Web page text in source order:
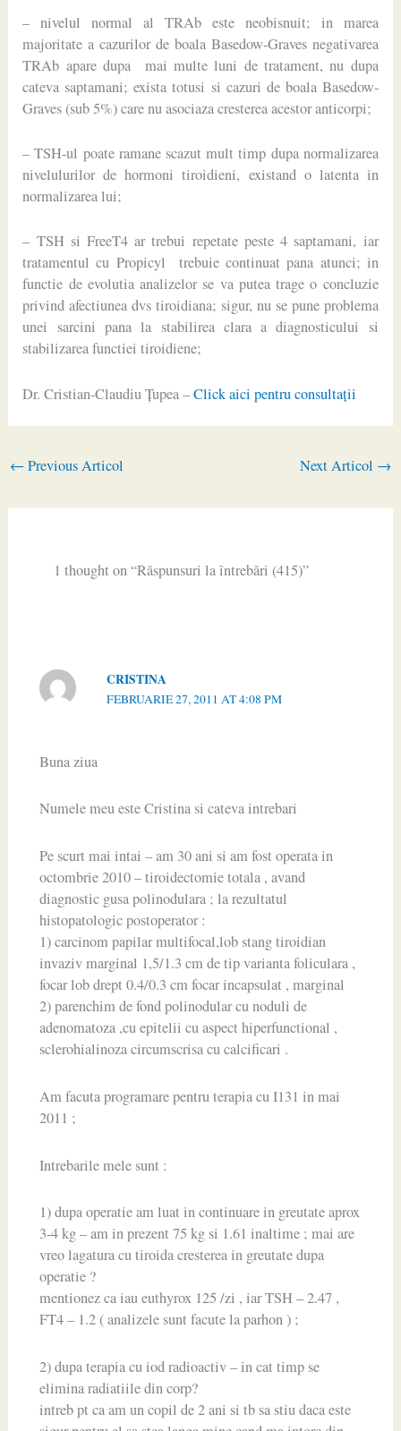
– nivelul normal al TRAb este neobisnuit; in marea
majoritate a cazurilor de boala Basedow-Graves negativarea
TRAb apare dupa mai multe luni de tratament, nu dupa
cateva saptamani; exista totusi si cazuri de boala Basedow-
Graves (sub 5%) care nu asociaza cresterea acestor anticorpi;
– TSH-ul poate ramane scazut mult timp dupa normalizarea
nivelulurilor de hormoni tiroidieni, existand o latenta in
normalizarea lui;
– TSH si FreeT4 ar trebui repetate peste 4 saptamani, iar
tratamentul cu Propicyl trebuie continuat pana atunci; in
functie de evolutia analizelor se va putea trage o concluzie
privind afectiunea dvs tiroidiana; sigur, nu se pune problema
unei sarcini pana la stabilirea clara a diagnosticului si
stabilizarea functiei tiroidiene;
Dr. Cristian-Claudiu Ţupea –Click aici pentru consultaţii
← Previous Articol Next Articol →
1 thought on “Răspunsuri la întrebări (415)”
CRISTINA
FEBRUARIE 27, 2011 AT 4:08 PM
Buna ziua
Numele meu este Cristina si cateva intrebari
Pe scurt mai intai – am 30 ani si am fost operata in
octombrie 2010 – tiroidectomie totala , avand
diagnostic gusa polinodulara ; la rezultatul
histopatologic postoperator :
1) carcinom papilar multifocal,lob stang tiroidian
invaziv marginal 1,5/1.3 cm de tip varianta foliculara ,
focar lob drept 0.4/0.3 cm focar incapsulat , marginal
2) parenchim de fond polinodular cu noduli de
adenomatoza ,cu epitelii cu aspect hiperfunctional ,
sclerohialinoza circumscrisa cu calcificari .
Am facuta programare pentru terapia cu I131 in mai
2011 ;
Intrebarile mele sunt :
1) dupa operatie am luat in continuare in greutate aprox
3-4 kg – am in prezent 75 kg si 1.61 inaltime ; mai are
vreo lagatura cu tiroida cresterea in greutate dupa
operatie ?
mentionez ca iau euthyrox 125 /zi , iar TSH – 2.47 ,
FT4 – 1.2 ( analizele sunt facute la parhon ) ;
2) dupa terapia cu iod radioactiv – in cat timp se
elimina radiatiile din corp?
intreb pt ca am un copil de 2 ani si tb sa stiu daca este